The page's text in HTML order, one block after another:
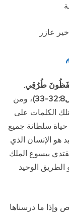
طُرُقِي.
، ومن
تلك الكلمات على
سلطانة جميع
هو الإنسان الذي
يقتدي بيسوع الملك
الطريق الوحيد
ما درسناها